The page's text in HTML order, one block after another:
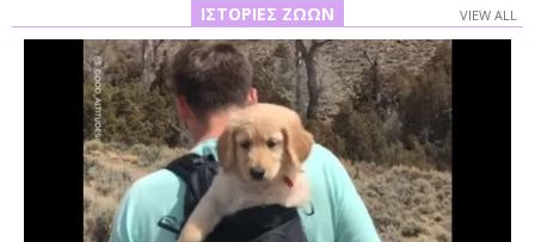
ΙΣΤΟΡΊΕΣ ΖΏΩΝ VIEW ALL